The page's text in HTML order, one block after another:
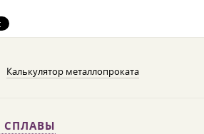
Калькулятор металлопроката
СПЛАВЫ